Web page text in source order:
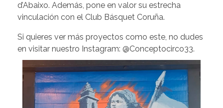
d’Abaixo. Además, pone en valor su estrecha
vinculación con el Club Básquet Coruña.
Si quieres ver más proyectos como este, no dudes
en visitar nuestro Instagram: @Conceptocirco33.